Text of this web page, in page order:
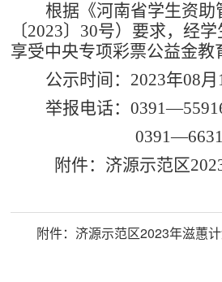
根据 《河南省学生资
〔2023〕30号） 要求，经
享受中央专项彩票公益金教
公示时间： 2023年08
举报电话：
附件：济源示范区
附件： 济源示范区2023年滋蕙